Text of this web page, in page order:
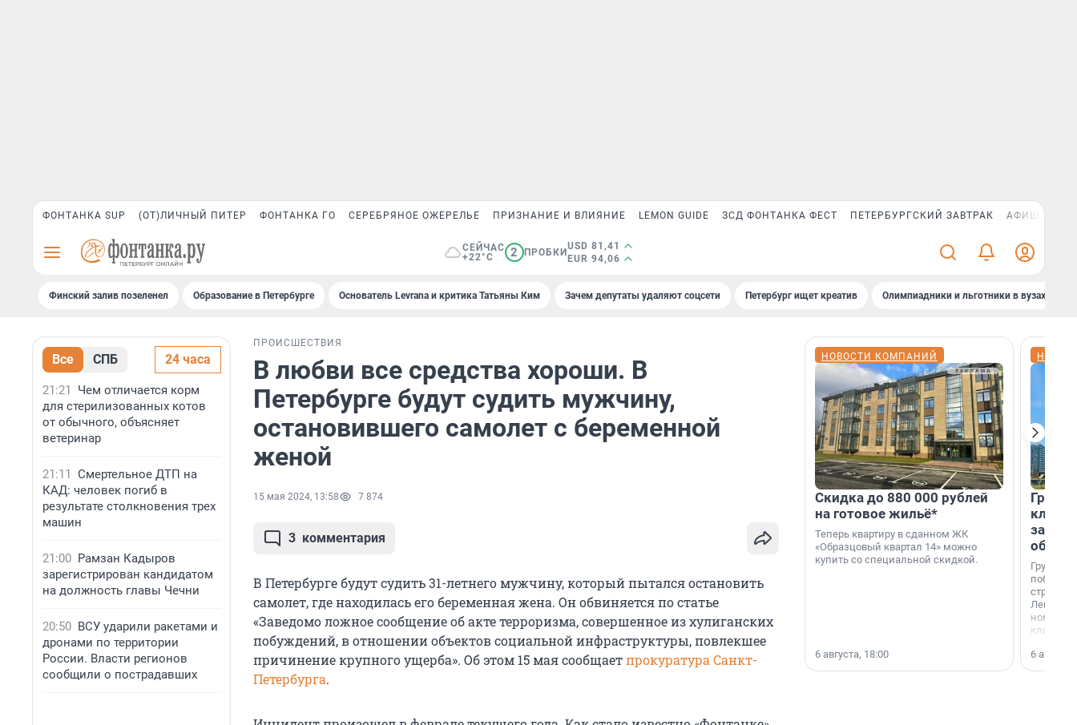
ФОНТАНКА SUP (ОТ)ЛИЧНЫЙ ПИТЕР ФОНТАНКА ГО СЕРЕБРЯНОЕ ОЖЕРЕЛЬЕ ПРИЗНАНИЕ И ВЛИЯНИЕ LEMON GUIDE ЗСД ФОНТАНКА ФЕСТ ПЕТЕРБУРГСКИЙ ЗАВТРАК АФИША PLUS
СЕЙЧАС
+22°C
2 ПРОБКИ
USD 81,41
EUR 94,06
Финский залив позеленел Образование в Петербурге Основатель Levrana и критика Татьяны Ким Зачем депутаты удаляют соцсети Петербург ищет креатив Олимпиадники и льготники в вузах СПб
Все СПБ 24 часа
21:21
Чем отличается корм
для стерилизованных котов
от обычного, объясняет
ветеринар
21:11 Смертельное ДТП на
КАД: человек погиб в
результате столкновения трех
машин
21:00 Рамзан Кадыров
зарегистрирован кандидатом
на должность главы Чечни
20:50 ВСУ ударили ракетами и
дронами по территории
России. Власти регионов
сообщили о пострадавших
ПРОИСШЕСТВИЯ
В любви все средства хороши. В
Петербурге будут судить мужчину,
остановившего самолет с беременной
женой
15 мая 2024, 13:58 7 874
3 комментария
В Петербурге будут судить 31-летнего мужчину, который пытался остановить
самолет, где находилась его беременная жена. Он обвиняется по статье
«Заведомо ложное сообщение об акте терроризма, совершенное из хулиганских
побуждений, в отношении объектов социальной инфраструктуры, повлекшее
причинение крупного ущерба». Об этом 15 мая сообщаетпрокуратура Санкт-
Петербурга.
НОВОСТИ КОМПАНИЙ
Скидка до 880 000 рублей
на готовое жильё*
Теперь квартиру в сданном ЖК
«Образцовый квартал 14» можно
купить со специальной скидкой.
6 августа, 18:00
Группа
области».
6